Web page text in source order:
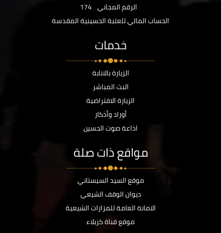
الرقم المجاني 174
الحساب المالي للعتبة الحسينية المقدسة
خدمات
الزيارة بالانابة
البث المباشر
الزيارة الافتراضية
أوراد وأذكار
اذاعة صوت الحسين
مواقع ذات صلة
موقع السيد السيستاني
ديوان الوقف الشيعي
الامانة العامة للمزارات الشيعية
موقع قناة كربلاء